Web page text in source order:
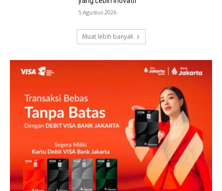
5 Agustus 2026
Muat lebih banyak